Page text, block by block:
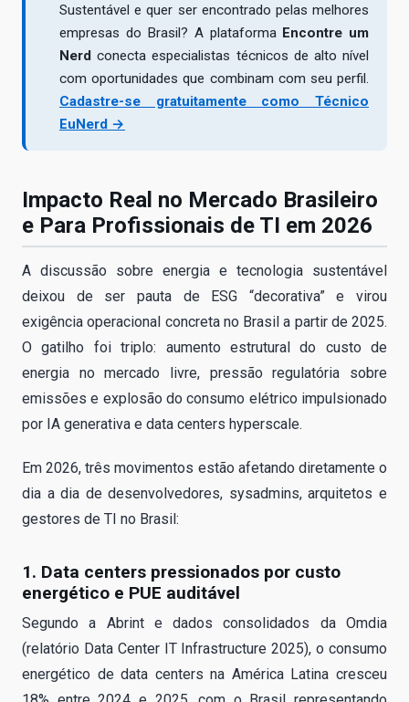
Sustentável e quer ser encontrado pelas melhores
empresas do Brasil? A plataforma Encontre um
Nerd conecta especialistas técnicos de alto nível
com oportunidades que combinam com seu perfil.
Cadastre-se gratuitamente como Técnico
EuNerd →
Impacto Real no Mercado Brasileiro
e Para Profissionais de TI em 2026
A discussão sobre energia e tecnologia sustentável
deixou de ser pauta de ESG “decorativa” e virou
exigência operacional concreta no Brasil a partir de 2025.
O gatilho foi triplo: aumento estrutural do custo de
energia no mercado livre, pressão regulatória sobre
emissões e explosão do consumo elétrico impulsionado
por IA generativa e data centers hyperscale.
Em 2026, três movimentos estão afetando diretamente o
dia a dia de desenvolvedores, sysadmins, arquitetos e
gestores de TI no Brasil:
1. Data centers pressionados por custo
energético e PUE auditável
Segundo a Abrint e dados consolidados da Omdia
(relatório Data Center IT Infrastructure 2025), o consumo
energético de data centers na América Latina cresceu